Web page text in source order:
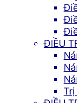
ĐIỀU